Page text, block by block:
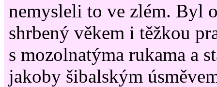
nemysleli to ve zlém. Byl
shrbený věkem i těžkou
s mozolnatýma rukama a
jakoby šibalským